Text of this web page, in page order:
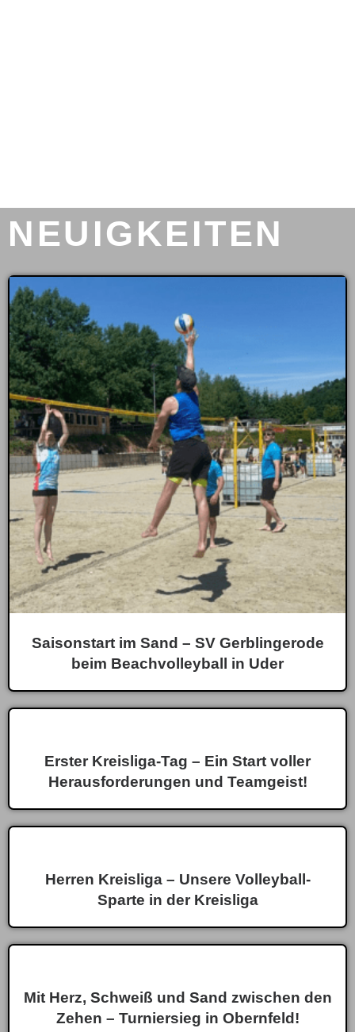
NEUIGKEITEN
Saisonstart im Sand – SV Gerblingerode
beim Beachvolleyball in Uder
Erster Kreisliga-Tag – Ein Start voller
Herausforderungen und Teamgeist!
Herren Kreisliga – Unsere Volleyball-
Sparte in der Kreisliga
Mit Herz, Schweiß und Sand zwischen den
Zehen – Turniersieg in Obernfeld!